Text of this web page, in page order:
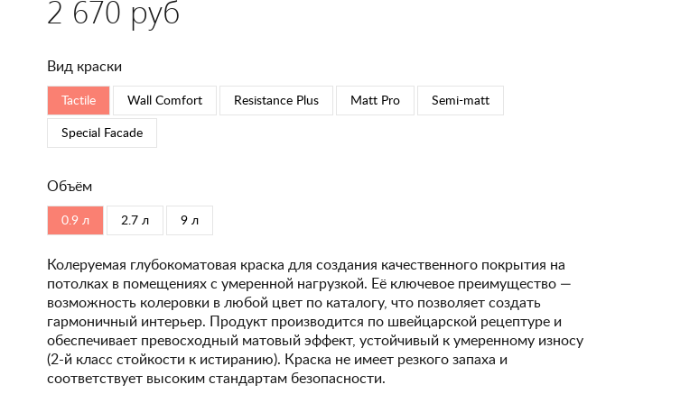
2 670 руб
Вид краски
Tactile Wall Comfort Resistance Plus Matt Pro Semi-matt
Special Faсade
Объём
0.9 л 2.7 л 9 л
Колеруемая глубокоматовая краска для создания качественного покрытия на
потолках в помещениях с умеренной нагрузкой. Её ключевое преимущество —
возможность колеровки в любой цвет по каталогу, что позволяет создать
гармоничный интерьер. Продукт производится по швейцарской рецептуре и
обеспечивает превосходный матовый эффект, устойчивый к умеренному износу
(2-й класс стойкости к истиранию). Краска не имеет резкого запаха и
соответствует высоким стандартам безопасности.